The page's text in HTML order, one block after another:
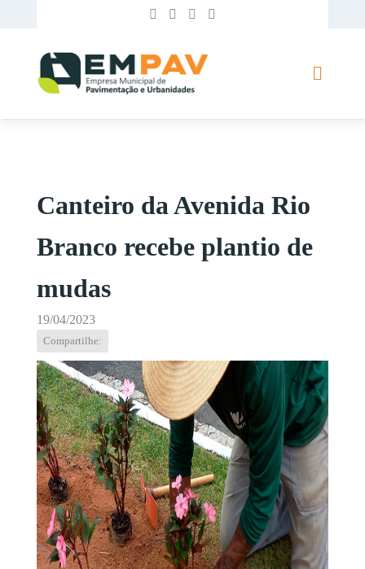
Canteiro da Avenida Rio
Branco recebe plantio de
mudas
19/04/2023
Compartilhe: